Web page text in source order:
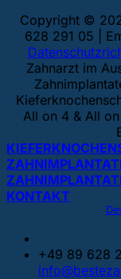
Copyright ©
628 291 05 |
Zahnarzt im
All on 4 & All
KONTAKT
+49 89 628